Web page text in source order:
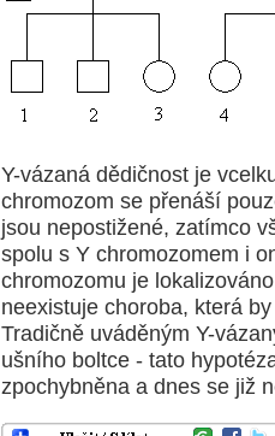
Y-vázaná dědičnost je
chromozom se přenáší
jsou nepostižené, zatímco
spolu s Y chromozomem i
chromozomu je
neexistuje choroba, která
Tradičně uváděným Y-
ušního boltce - tato
zpochybněna a dnes se již